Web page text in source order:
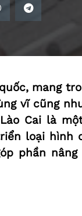
mang
vĩ cũng
Cai là
loại hình
phần nâng